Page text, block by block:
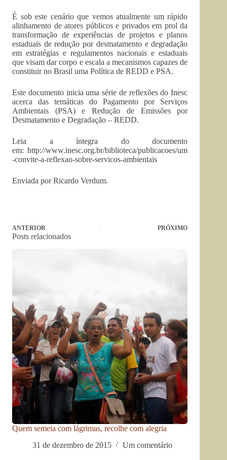
É sob este cenário que vemos atualmente um rápido
alinhamento de atores públicos e privados em prol da
transformação de experiências de projetos e planos
estaduais de redução por desmatamento e degradação
em estratégias e regulamentos nacionais e estaduais
que visam dar corpo e escala a mecanismos capazes de
constituir no Brasil uma Política de REDD e PSA.
Este documento inicia uma série de reflexões do Inesc
acerca das temáticas do Pagamento por Serviços
Ambientais (PSA) e Redução de Emissões por
Desmatamento e Degradação – REDD.
Leia a íntegra do documento
em: http://www.inesc.org.br/biblioteca/publicacoes/um
-convite-a-reflexao-sobre-servicos-ambientais
Enviada por Ricardo Verdum.
ANTERIOR PRÓXIMO
Posts relacionados
Quem semeia com lágrimas, recolhe com alegria
31 de dezembro de 2015
Um comentário